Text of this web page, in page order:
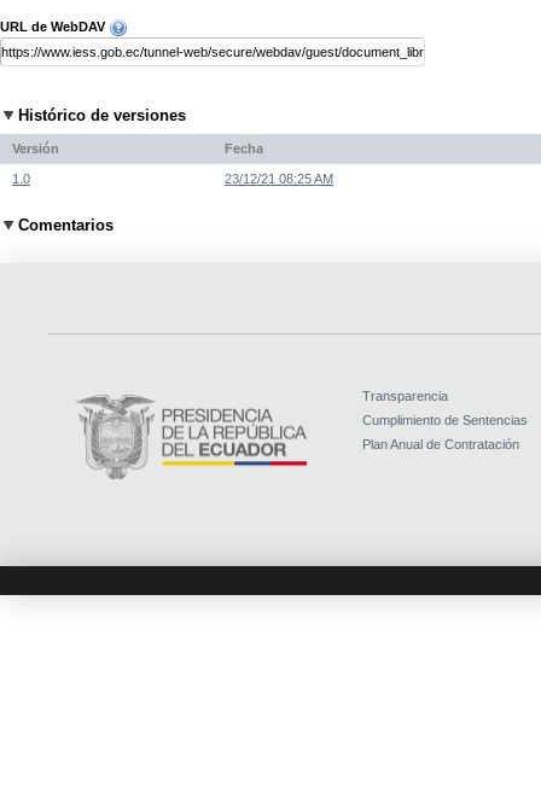
URL de WebDAV
Histórico de versiones
Versión Fecha
1.0 23/12/21 08:25 AM
Comentarios
Transparencia
Cumplimiento de Sentencias
Plan Anual de Contratación